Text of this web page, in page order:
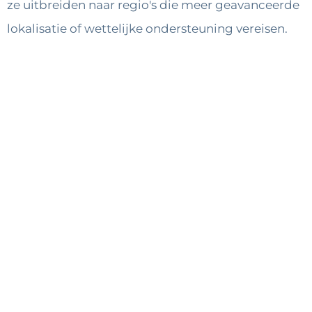
ze uitbreiden naar regio's die meer geavanceerde
lokalisatie of wettelijke ondersteuning vereisen.